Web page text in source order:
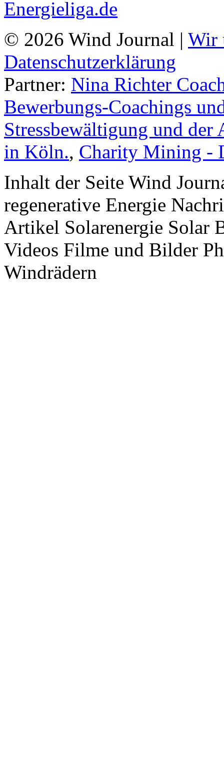
© 2026 Wind Journal | Wir
Datenschutzerklärung
Partner: Nina Richter
Bewerbungs-Coachings
Stressbewältigung und
in Köln., Charity Mining -
Inhalt der Seite Wind
regenerative Energie
Artikel Solarenergie Solar
Videos Filme und Bilder
Windrädern